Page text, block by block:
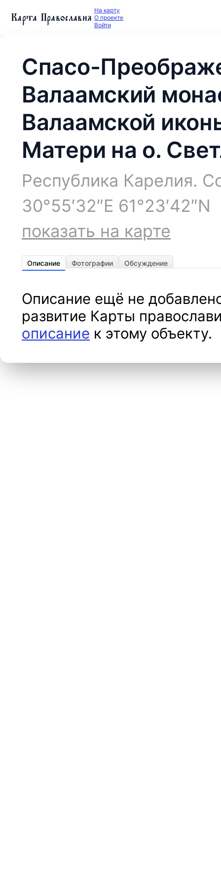
Карта Православия На карту
О проекте
Войти
Спасо-
Валаамский
Валаамской
Матери на о.
Республика Карелия.
30°55′32″E 61°23′42″N
показать на карте
Описание Фотографии Обсуждение
Описание ещё не
развитие Карты
описание к этому объекту.